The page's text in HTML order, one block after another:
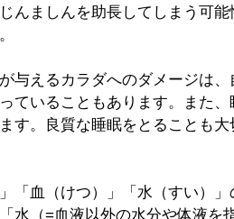
んましんを助長してしまう可
与えるカラダへのダメージは
ていることもあります。また
す。良質な睡眠をとることも大
「血（けつ）」「水（すい）
水（=血液以外の水分や体液を